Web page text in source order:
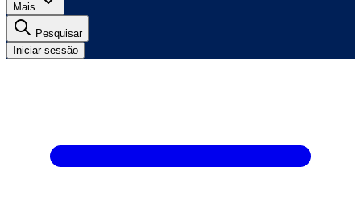
Mais
Pesquisar
Iniciar sessão